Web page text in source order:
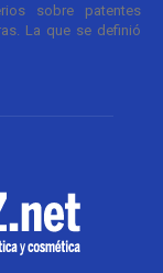
sobre patentes
La que se definió